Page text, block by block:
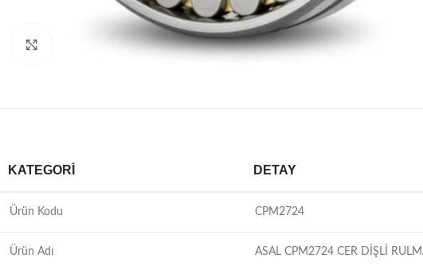
Büyütmek için tıklayın
KATEGORI DETAY
Ürün Kodu CPM2724
Ürün Adı ASAL CPM2724 CER DİŞLİ